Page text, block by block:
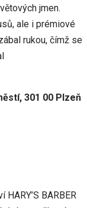
jmen.
ale i prémiové
rukou, čímž se
301 00 Plzeň
BARBER